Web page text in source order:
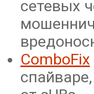
сетевых
ComboFix